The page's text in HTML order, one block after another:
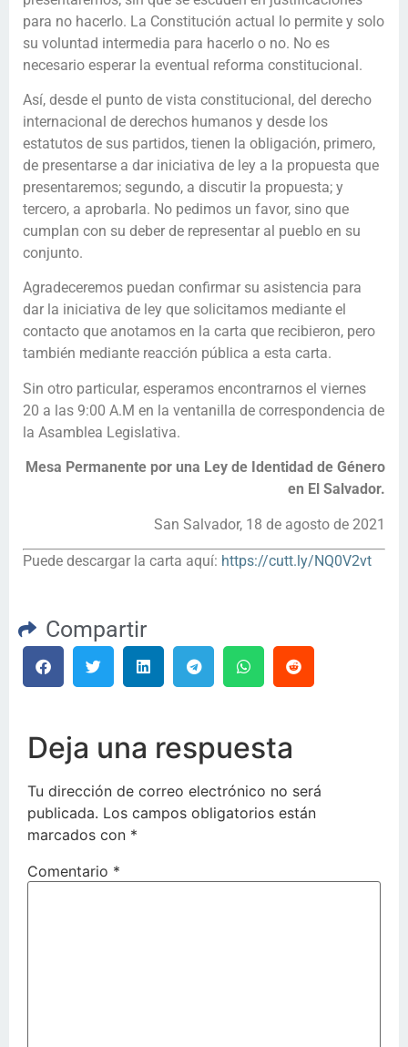
para no hacerlo. La Constitución actual lo permite y solo
su voluntad intermedia para hacerlo o no. No es
necesario esperar la eventual reforma constitucional.
Así, desde el punto de vista constitucional, del derecho
internacional de derechos humanos y desde los
estatutos de sus partidos, tienen la obligación, primero,
de presentarse a dar iniciativa de ley a la propuesta que
presentaremos; segundo, a discutir la propuesta; y
tercero, a aprobarla. No pedimos un favor, sino que
cumplan con su deber de representar al pueblo en su
conjunto.
Agradeceremos puedan confirmar su asistencia para
dar la iniciativa de ley que solicitamos mediante el
contacto que anotamos en la carta que recibieron, pero
también mediante reacción pública a esta carta.
Sin otro particular, esperamos encontrarnos el viernes
20 a las 9:00 A.M en la ventanilla de correspondencia de
la Asamblea Legislativa.
Mesa Permanente por una Ley de Identidad de Género
en El Salvador.
San Salvador, 18 de agosto de 2021
Puede descargar la carta aquí: https://cutt.ly/NQ0V2vt
Compartir
Deja una respuesta
Tu dirección de correo electrónico no será
publicada. Los campos obligatorios están
marcados con *
Comentario *